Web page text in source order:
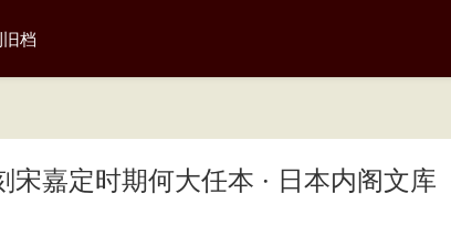
档
嘉定时期何大任本 · 日本内阁文库